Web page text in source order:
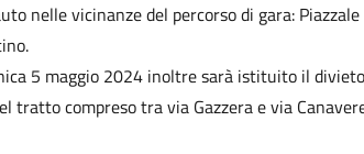
nelle vicinanze del percorso di gara:
5 maggio 2024 inoltre sarà istituito il
tratto compreso tra via Gazzera e via